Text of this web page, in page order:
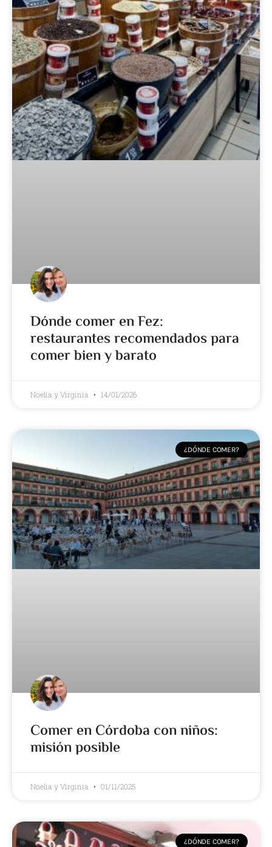
Dónde comer en Fez:
restaurantes recomendados para
comer bien y barato
Noelia y Virginia 14/01/2026
¿DÓNDE COMER?
Comer en Córdoba con niños:
misión posible
Noelia y Virginia 01/11/2025
¿DÓNDE COMER?